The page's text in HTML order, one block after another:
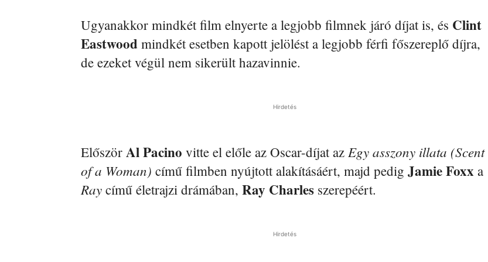
Ugyanakkor mindkét film elnyerte a legjobb filmnek járó díjat is, és Clint
Eastwood mindkét esetben kapott jelölést a legjobb férfi főszereplő díjra,
de ezeket végül nem sikerült hazavinnie.
Hirdetés
Először Al Pacino vitte el előle az Oscar-díjat az Egy asszony illata (Scent
of a Woman) című filmben nyújtott alakításáért, majd pedig Jamie Foxx a
Ray című életrajzi drámában, Ray Charles szerepéért.
Hirdetés